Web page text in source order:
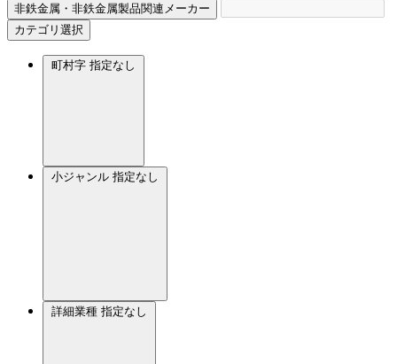
非鉄金属・非鉄金属製品関連メーカー
カテゴリ選択
町村字 指定なし
小ジャンル 指定なし
詳細業種 指定なし